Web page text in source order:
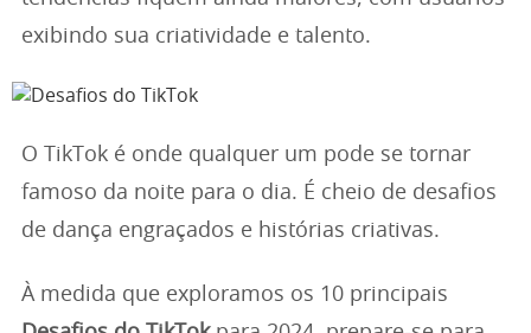
exibindo sua criatividade e talento.
O TikTok é onde qualquer um pode se tornar
famoso da noite para o dia. É cheio de desafios
de dança engraçados e histórias criativas.
À medida que exploramos os 10 principais